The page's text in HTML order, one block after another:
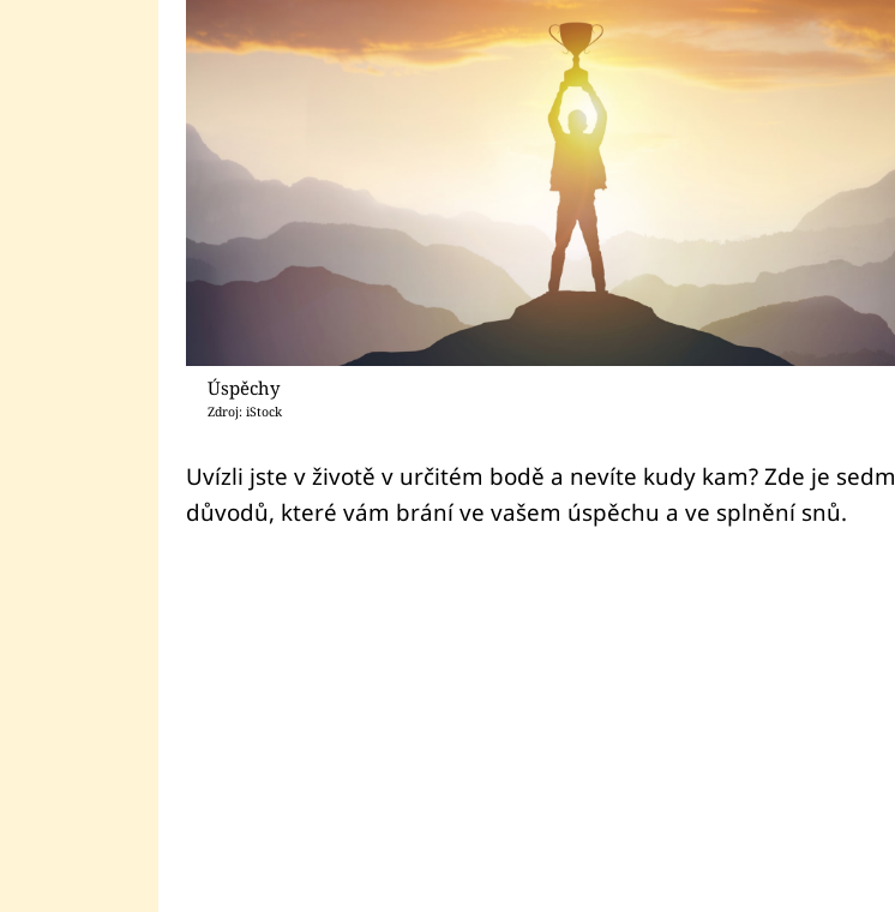
Úspěchy
Zdroj: iStock
Uvízli jste v životě v určitém bodě a nevíte kudy kam? Zde je sedm
důvodů, které vám brání ve vašem úspěchu a ve splnění snů.